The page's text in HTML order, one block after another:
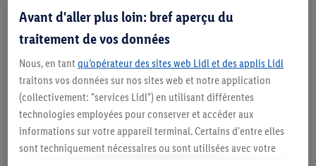
Chez Lidl, nous sommes convaincus que l'accès à
un équipement sportif de qualité ne devrait pas
des rameurs qui allient performance, durabilité et
prix juste. Notre gamme est conçue pour répondre
aux besoins des sportifs de tous niveaux, du
débutant à l'utilisateur régulier. Lorsque vous
choisissez d'acheter un rameur chez Lidl, vous
Avant d'aller plus loin: bref aperçu du
traitement de vos données
Nous, en tant qu’opérateur des sites web Lidl et des applis Lidl
traitons vos données sur nos sites web et notre application
(collectivement: "services Lidl") en utilisant différentes
technologies employées pour conserver et accéder aux
informations sur votre appareil terminal. Certains d'entre elles
sont techniquement nécessaires ou sont utilisées avec votre